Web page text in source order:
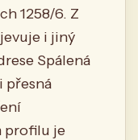
1258/6. Z
i jiný
Spálená
přesná
profilu je